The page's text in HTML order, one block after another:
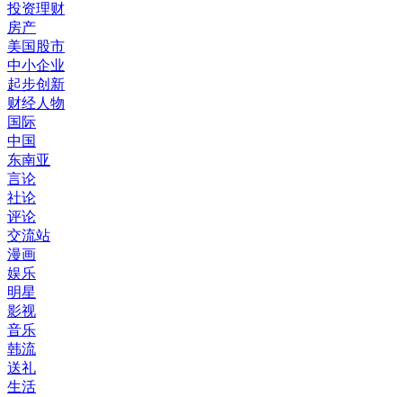
投资理财
房产
美国股市
中小企业
起步创新
财经人物
国际
中国
东南亚
言论
社论
评论
交流站
漫画
娱乐
明星
影视
音乐
韩流
送礼
生活